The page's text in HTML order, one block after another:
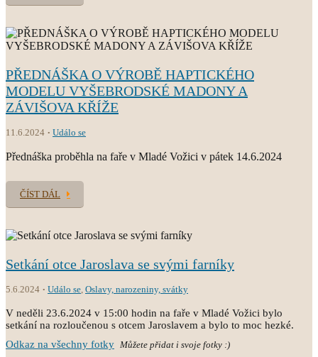
PŘEDNÁŠKA O VÝROBĚ HAPTICKÉHO
MODELU VYŠEBRODSKÉ MADONY A
ZÁVIŠOVA KŘÍŽE
11.6.2024 Událo se
Přednáška proběhla na faře v Mladé Vožici v pátek 14.6.2024
ČÍST DÁL
Setkání otce Jaroslava se svými farníky
5.6.2024 Událo se, Oslavy, narozeniny, svátky
V neděli 23.6.2024 v 15:00 hodin na faře v Mladé Vožici bylo
setkání na rozloučenou s otcem Jaroslavem a bylo to moc hezké.
Odkaz na všechny fotky Můžete přidat i svoje fotky :)